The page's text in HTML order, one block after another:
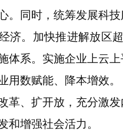
。同时，统筹发展科
。加快推进解放区超
体系。实施企业上云
用数赋能、降本增效。
、扩开放，充分激发
和增强社会活力。